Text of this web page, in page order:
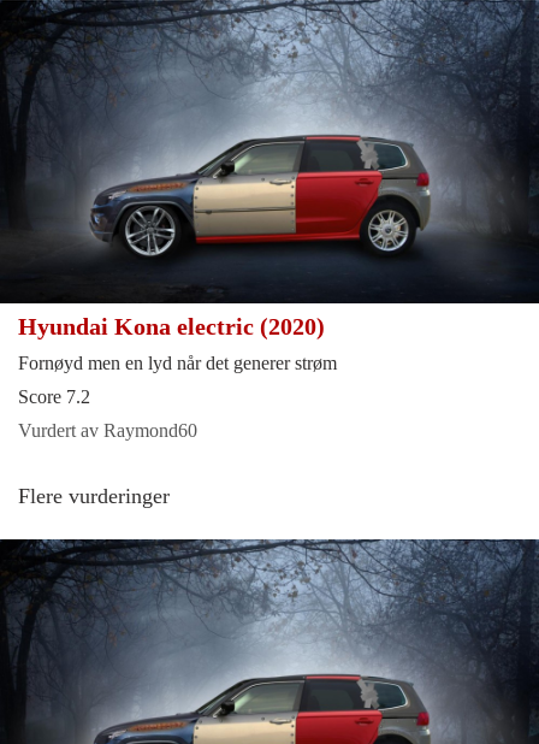
Hyundai Kona electric (2020)
Fornøyd men en lyd når det generer strøm
Score 7.2
Vurdert av Raymond60
Flere vurderinger